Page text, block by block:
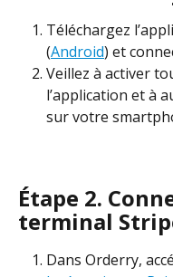
Téléchargez
(Android) et
Veillez à activer
l’application et à
sur votre
Étape 2.
terminal
Dans Orderry,